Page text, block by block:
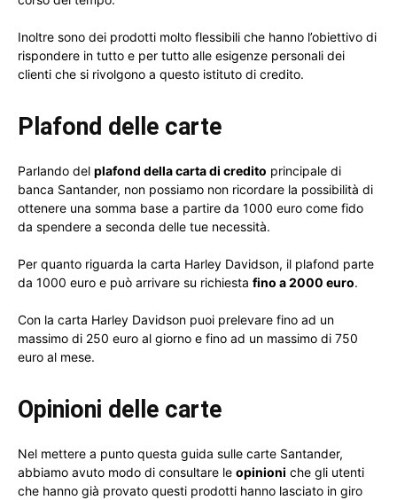
Inoltre sono dei prodotti molto flessibili che hanno l’obiettivo di
rispondere in tutto e per tutto alle esigenze personali dei
clienti che si rivolgono a questo istituto di credito.
Plafond delle carte
Parlando del plafond della carta di credito principale di
banca Santander, non possiamo non ricordare la possibilità di
ottenere una somma base a partire da 1000 euro come fido
da spendere a seconda delle tue necessità.
Per quanto riguarda la carta Harley Davidson, il plafond parte
da 1000 euro e può arrivare su richiesta fino a 2000 euro.
Con la carta Harley Davidson puoi prelevare fino ad un
massimo di 250 euro al giorno e fino ad un massimo di 750
euro al mese.
Opinioni delle carte
Nel mettere a punto questa guida sulle carte Santander,
abbiamo avuto modo di consultare le opinioni che gli utenti
che hanno già provato questi prodotti hanno lasciato in giro